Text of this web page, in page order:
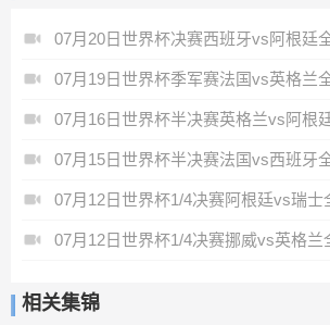
07月20日世界杯决赛西班牙vs阿根廷
07月19日世界杯季军赛法国vs英格兰
07月16日世界杯半决赛英格兰vs阿根
07月15日世界杯半决赛法国vs西班牙
07月12日世界杯1/4决赛阿根廷vs瑞士
07月12日世界杯1/4决赛挪威vs英格兰
相关集锦